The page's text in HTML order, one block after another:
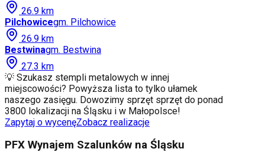
26.9 km
Pilchowicegm. Pilchowice
26.9 km
Bestwinagm. Bestwina
27.3 km
💡 Szukasz stempli metalowych w innej
miejscowości? Powyższa lista to tylko ułamek
naszego zasięgu. Dowozimy sprzęt sprzęt do ponad
3800 lokalizacji na Śląsku i w Małopolsce!
Zapytaj o wycenęZobacz realizacje
PFX Wynajem Szalunków na Śląsku